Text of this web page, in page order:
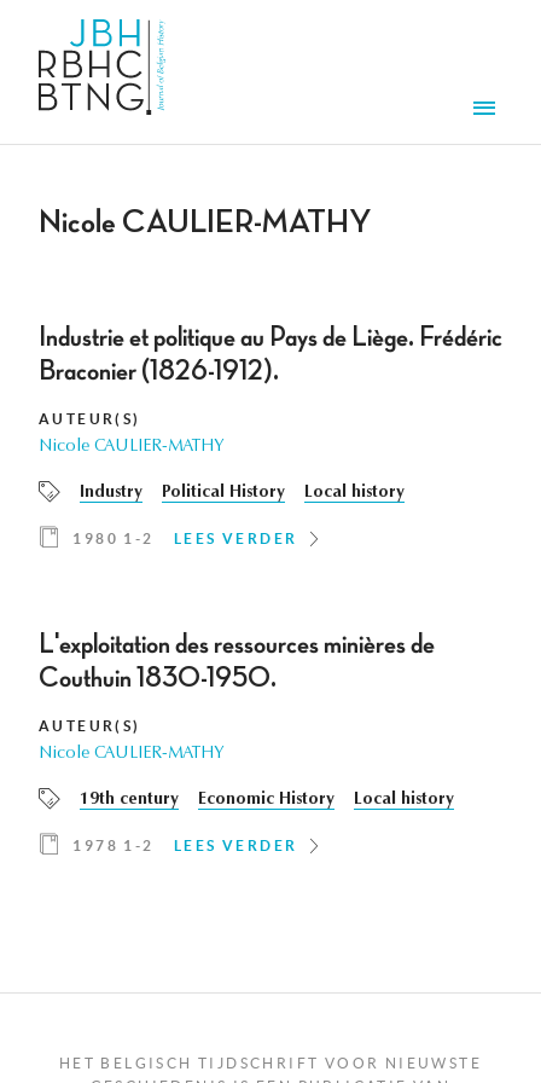
Nicole CAULIER-MATHY
Industrie et politique au Pays de Liège. Frédéric
Braconier (1826-1912).
AUTEUR(S)
Nicole CAULIER-MATHY
Industry Political History Local history
1980 1-2 LEES VERDER
L'exploitation des ressources minières de
Couthuin 1830-1950.
AUTEUR(S)
Nicole CAULIER-MATHY
19th century Economic History Local history
1978 1-2 LEES VERDER
HET BELGISCH TIJDSCHRIFT VOOR NIEUWSTE